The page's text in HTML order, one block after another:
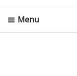
Menu